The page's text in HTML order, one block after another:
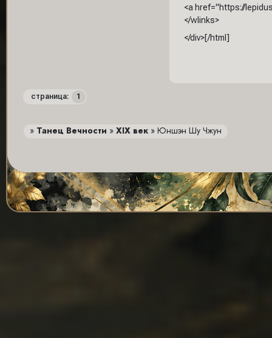
<a href="https://
</wlinks>
</div>[/html]
страница: 1
» Танец Вечности » XIX век » Юншэн Шу Чжун